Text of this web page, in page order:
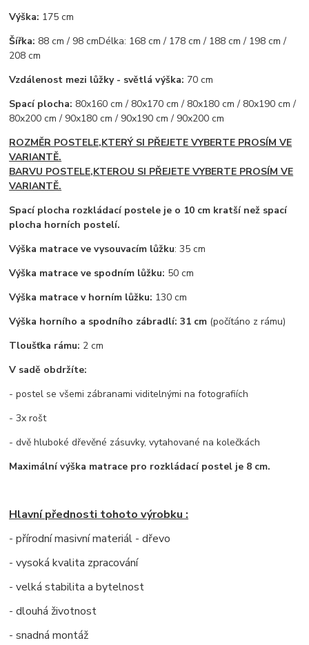
Výška: 175 cm
Šířka: 88 cm / 98 cmDélka: 168 cm / 178 cm / 188 cm / 198 cm /
208 cm
Vzdálenost mezi lůžky - světlá výška: 70 cm
Spací plocha: 80x160 cm / 80x170 cm / 80x180 cm / 80x190 cm /
80x200 cm / 90x180 cm / 90x190 cm / 90x200 cm
ROZMĚR POSTELE,KTERÝ SI PŘEJETE VYBERTE PROSÍM VE
VARIANTĚ.
BARVU POSTELE,KTEROU SI PŘEJETE VYBERTE PROSÍM VE
VARIANTĚ.
Spací plocha rozkládací postele je o 10 cm kratší než spací
plocha horních postelí.
Výška matrace ve vysouvacím lůžku: 35 cm
Výška matrace ve spodním lůžku: 50 cm
Výška matrace v horním lůžku: 130 cm
Výška horního a spodního zábradlí: 31 cm (počítáno z rámu)
Tloušťka rámu: 2 cm
V sadě obdržíte:
- postel se všemi zábranami viditelnými na fotografiích
- 3x rošt
- dvě hluboké dřevěné zásuvky, vytahované na kolečkách
Maximální výška matrace pro rozkládací postel je 8 cm.
Hlavní přednosti tohoto výrobku :
- přírodní masivní materiál - dřevo
- vysoká kvalita zpracování
- velká stabilita a bytelnost
- dlouhá životnost
- snadná montáž